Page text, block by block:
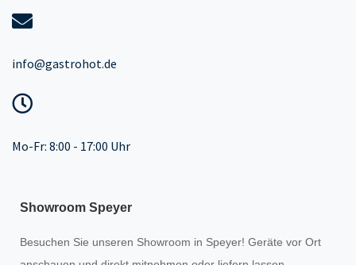
info@gastrohot.de
Mo-Fr: 8:00 - 17:00 Uhr
Showroom Speyer
Besuchen Sie unseren Showroom in Speyer! Geräte vor Ort